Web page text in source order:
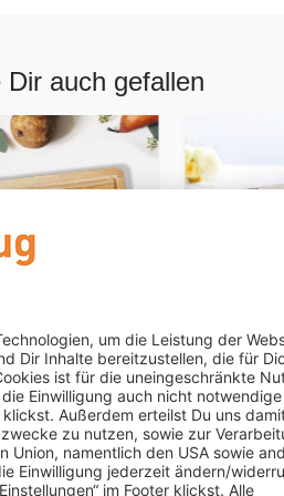
Dir auch gefallen
Brett zur
Geld
Weiß
€ 29,95